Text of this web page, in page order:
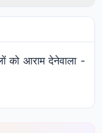
को आराम देनेवाला -